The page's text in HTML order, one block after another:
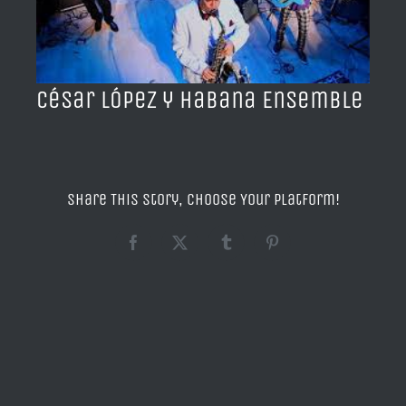
ACERCA DE
César López y Habana Ensemble
Share This Story, Choose Your Platform!
Facebook
X TumblrPinterest